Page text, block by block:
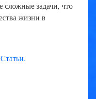
сложные задачи, что
жизни в
Статьи.